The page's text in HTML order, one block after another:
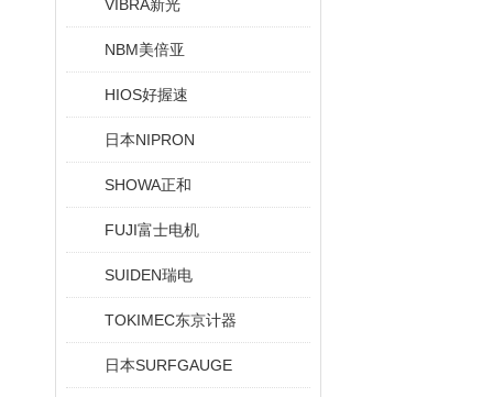
VIBRA新光
NBM美倍亚
HIOS好握速
日本NIPRON
SHOWA正和
FUJI富士电机
SUIDEN瑞电
TOKIMEC东京计器
日本SURFGAUGE